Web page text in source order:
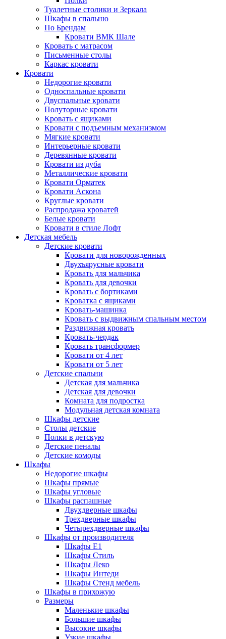
Туалетные столики и Зеркала
Шкафы в спальню
По Брендам
Кровати ВМК Шале
Кровать с матрасом
Письменные столы
Каркас кровати
Кровати
Недорогие кровати
Односпальные кровати
Двуспальные кровати
Полуторные кровати
Кровать с ящиками
Кровати с подъемным механизмом
Мягкие кровати
Интерьерные кровати
Деревянные кровати
Кровати из дуба
Металлические кровати
Кровати Орматек
Кровати Аскона
Круглые кровати
Распродажа кроватей
Белые кровати
Кровати в стиле Лофт
Детская мебель
Детские кровати
Кровати для новорожденных
Двухъярусные кровати
Кровать для мальчика
Кровать для девочки
Кровать с бортиками
Кроватка с ящиками
Кровать-машинка
Кровать с выдвижным спальным местом
Раздвижная кровать
Кровать-чердак
Кровать трансформер
Кровати от 4 лет
Кровати от 5 лет
Детские спальни
Детская для мальчика
Детская для девочки
Комната для подростка
Модульная детская комната
Шкафы детские
Столы детские
Полки в детскую
Детские пеналы
Детские комоды
Шкафы
Недорогие шкафы
Шкафы прямые
Шкафы угловые
Шкафы распашные
Двухдверные шкафы
Трехдверные шкафы
Четырехдверные шкафы
Шкафы от производителя
Шкафы E1
Шкафы Стиль
Шкафы Леко
Шкафы Интеди
Шкафы Стенд мебель
Шкафы в прихожую
Размеры
Маленькие шкафы
Большие шкафы
Высокие шкафы
Узкие шкафы